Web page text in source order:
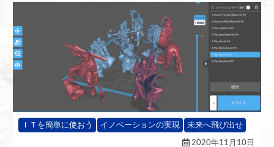
ＩＴを簡単に使おう イノベーションの実現 未来へ飛び出せ
2020年11月10日